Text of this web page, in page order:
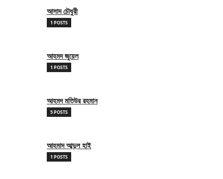
আসাদ চৌধুরী
1 POSTS
আহমদ জুয়েল
1 POSTS
আহমদ মতিউর রহমান
5 POSTS
আহমাদ আব্দুল হাই
1 POSTS